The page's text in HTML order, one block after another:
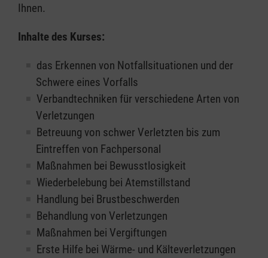
Ihnen.
Inhalte des Kurses:
das Erkennen von Notfallsituationen und der
Schwere eines Vorfalls
Verbandtechniken für verschiedene Arten von
Verletzungen
Betreuung von schwer Verletzten bis zum
Eintreffen von Fachpersonal
Maßnahmen bei Bewusstlosigkeit
Wiederbelebung bei Atemstillstand
Handlung bei Brustbeschwerden
Behandlung von Verletzungen
Maßnahmen bei Vergiftungen
Erste Hilfe bei Wärme- und Kälteverletzungen